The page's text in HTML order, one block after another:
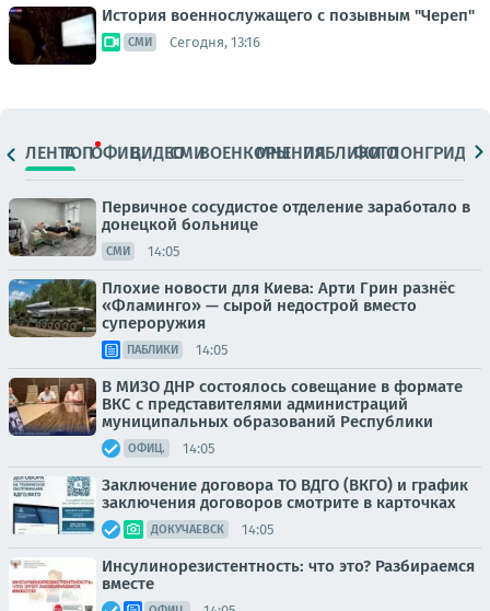
История военнослужащего с позывным "Череп"
СМИ Сегодня, 13:16
ЛЕНТАТОПОФИЦ.ВИДЕОСМИВОЕНКОРЫМНЕНИЯПАБЛИКИ
ФОТОЛОНГРИДЫ
Первичное сосудистое отделение заработало в
донецкой больнице
СМИ 14:05
Плохие новости для Киева: Арти Грин разнёс
«Фламинго» — сырой недострой вместо
супероружия
ПАБЛИКИ 14:05
В МИЗО ДНР состоялось совещание в формате
ВКС с представителями администраций
муниципальных образований Республики
ОФИЦ. 14:05
Заключение договора ТО ВДГО (ВКГО) и график
заключения договоров смотрите в карточках
ДОКУЧАЕВСК 14:05
Инсулинорезистентность: что это? Разбираемся
вместе